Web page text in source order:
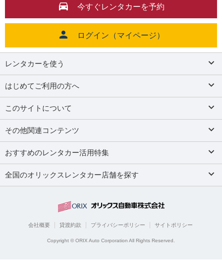
今すぐレンタカーを予約
ログイン（マイページ）
レンタカーを使う
はじめてご利用の方へ
このサイトについて
その他関連コンテンツ
おすすめのレンタカー活用特集
全国のオリックスレンタカー店舗を探す
会社概要 貸渡約款 プライバシーポリシー サイトポリシー
Copyright © ORIX Auto Corporation All Rights Reserved.